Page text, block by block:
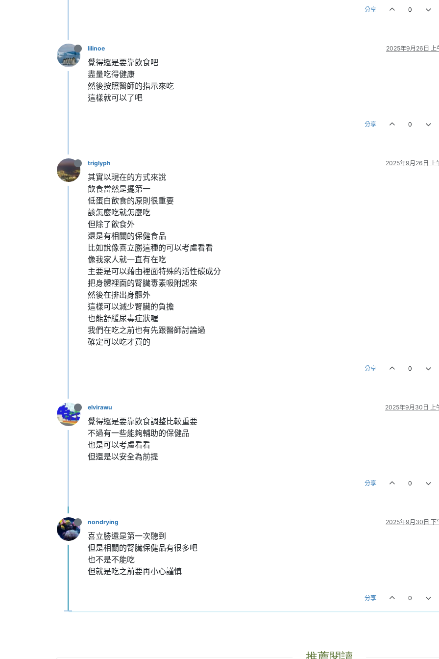
分享 0
lilinoe 2025年9月26日 上
覺得還是要靠飲食吧
盡量吃得健康
然後按照醫師的指示來吃
這樣就可以了吧
分享 0
triglyph 2025年9月26日 上
其實以現在的方式來說
飲食當然是擺第一
低蛋白飲食的原則很重要
該怎麼吃就怎麼吃
但除了飲食外
還是有相關的保健食品
比如說像喜立勝這種的可以考慮看看
像我家人就一直有在吃
主要是可以藉由裡面特殊的活性碳成分
把身體裡面的腎臟毒素吸附起來
然後在排出身體外
這樣可以減少腎臟的負擔
也能舒緩尿毒症狀喔
我們在吃之前也有先跟醫師討論過
確定可以吃才買的
分享 0
elvirawu 2025年9月30日 上
覺得還是要靠飲食調整比較重要
不過有一些能夠輔助的保健品
也是可以考慮看看
但還是以安全為前提
分享 0
nondrying 2025年9月30日 下
喜立勝還是第一次聽到
但是相關的腎臟保健品有很多吧
也不是不能吃
但就是吃之前要再小心謹慎
分享 0